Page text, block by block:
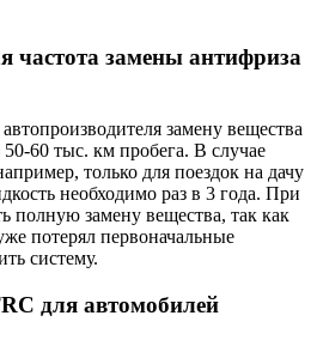
частота замены антифриза
замену вещества
60 тыс. км пробега. В случае
только для поездок на дачу
необходимо раз в 3 года. При
полную замену вещества, так как
потерял первоначальные
систему.
для автомобилей